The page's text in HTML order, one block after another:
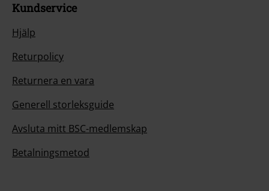
Kundservice
Hjälp
Returpolicy
Returnera en vara
Generell storleksguide
Avsluta mitt BSC-medlemskap
Betalningsmetod